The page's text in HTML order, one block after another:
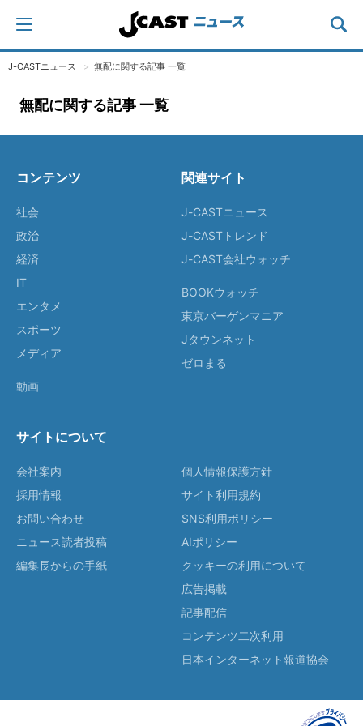
J-CASTニュース 無配に関する記事 一覧
無配に関する記事 一覧
コンテンツ
社会
政治
経済
IT
エンタメ
スポーツ
メディア
動画
関連サイト
J-CASTニュース
J-CASTトレンド
J-CAST会社ウォッチ
BOOKウォッチ
東京バーゲンマニア
Jタウンネット
ゼロまる
サイトについて
会社案内
採用情報
お問い合わせ
ニュース読者投稿
編集長からの手紙
個人情報保護方針
サイト利用規約
SNS利用ポリシー
AIポリシー
クッキーの利用について
広告掲載
記事配信
コンテンツ二次利用
日本インターネット報道協会